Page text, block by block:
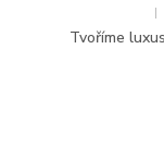
Tvoříme